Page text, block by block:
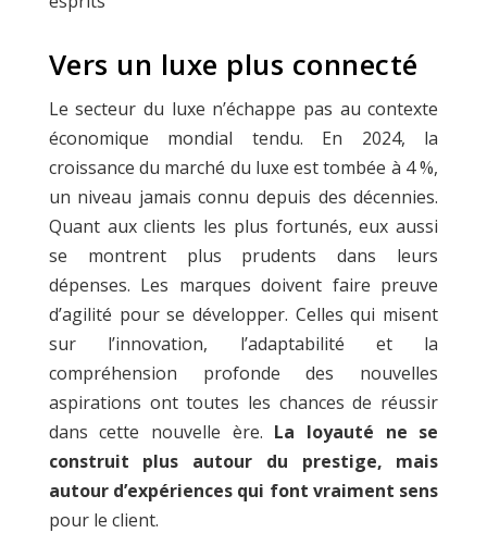
Vers un luxe plus connecté
Le secteur du luxe n’échappe pas au contexte
économique mondial tendu. En 2024, la
croissance du marché du luxe est tombée à 4 %,
un niveau jamais connu depuis des décennies.
Quant aux clients les plus fortunés, eux aussi
se montrent plus prudents dans leurs
dépenses. Les marques doivent faire preuve
d’agilité pour se développer. Celles qui misent
sur l’innovation, l’adaptabilité et la
compréhension profonde des nouvelles
aspirations ont toutes les chances de réussir
dans cette nouvelle ère. La loyauté ne se
construit plus autour du prestige, mais
autour d’expériences qui font vraiment sens
pour le client.